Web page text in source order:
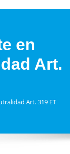
en
Art.
Art. 319 ET